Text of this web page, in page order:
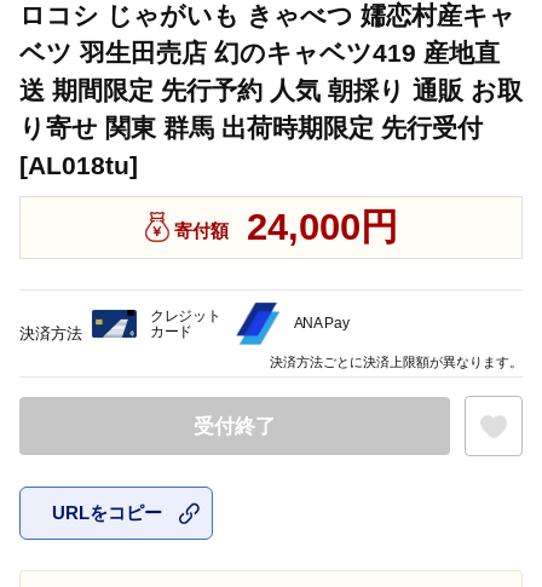
ロコシ じゃがいも きゃべつ 嬬恋村産キャ
ベツ 羽生田売店 幻のキャベツ419 産地直
送 期間限定 先行予約 人気 朝採り 通販 お取
り寄せ 関東 群馬 出荷時期限定 先行受付
[AL018tu]
寄付額 24,000円
受付終了
URLをコピー
決済方法
クレジット
カード
ANA Pay
決済方法ごとに決済上限額が異なります。